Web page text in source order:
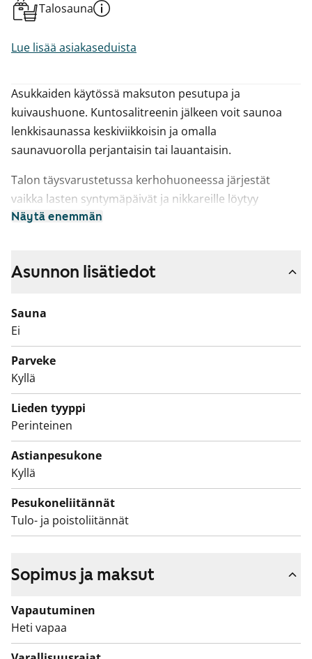
Asukkaiden käytössä maksuton pesutupa ja
kuivaushuone. Kuntosalitreenin jälkeen voit saunoa
lenkkisaunassa keskiviikkoisin ja omalla
saunavuorolla perjantaisin tai lauantaisin.
Talon täysvarustetussa kerhohuoneessa järjestät
vaikka lasten syntymäpäivät ja nikkareille löytyy
puutyöverstas.
kesällä grillataan pihan grillikatoksessa.
Näytä enemmän
Talosauna
Lue lisää asiakaseduista
Asunnon lisätiedot
Sauna
Ei
Parveke
Kyllä
Lieden tyyppi
Perinteinen
Astianpesukone
Kyllä
Pesukoneliitännät
Tulo- ja poistoliitännät
Sopimus ja maksut
Vapautuminen
Heti vapaa